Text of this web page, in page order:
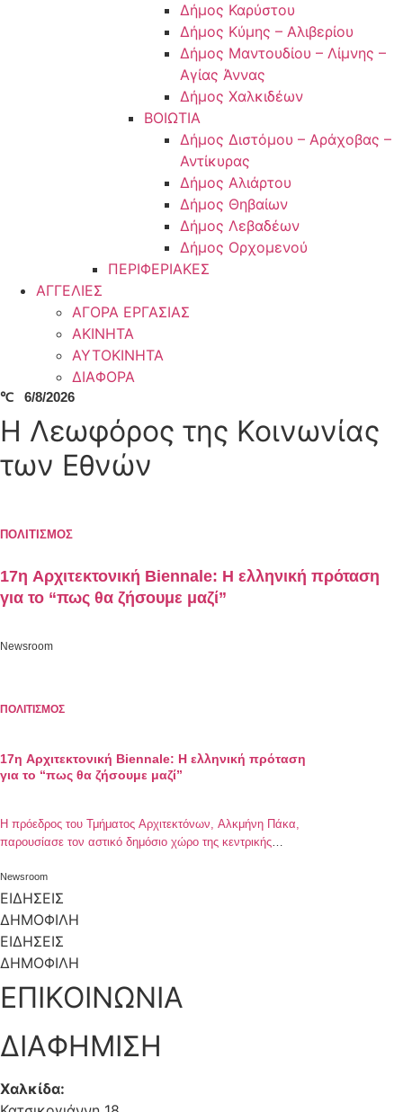
Δήμος Καρύστου
Δήμος Κύμης – Αλιβερίου
Δήμος Μαντουδίου – Λίμνης –
Αγίας Άννας
Δήμος Χαλκιδέων
ΒΟΙΩΤΙΑ
Δήμος Διστόμου – Αράχοβας –
Αντίκυρας
Δήμος Αλιάρτου
Δήμος Θηβαίων
Δήμος Λεβαδέων
Δήμος Ορχομενού
ΠΕΡΙΦΕΡΙΑΚΕΣ
ΑΓΓΕΛΙΕΣ
ΑΓΟΡΑ ΕΡΓΑΣΙΑΣ
ΑΚΙΝΗΤΑ
ΑΥΤΟΚΙΝΗΤΑ
ΔΙΑΦΟΡΑ
℃ 6/8/2026
Η Λεωφόρος της Κοινωνίας
των Εθνών
ΠΟΛΙΤΙΣΜΟΣ
17η Αρχιτεκτονική Biennale: Η ελληνική πρόταση
για το “πως θα ζήσουμε μαζί”
Newsroom
ΠΟΛΙΤΙΣΜΟΣ
17η Αρχιτεκτονική Biennale: Η ελληνική πρόταση
για το “πως θα ζήσουμε μαζί”
Η πρόεδρος του Τμήματος Αρχιτεκτόνων, Αλκμήνη Πάκα,
παρουσίασε τον αστικό δημόσιο χώρο της κεντρικής
Newsroom
ΕΙΔΗΣΕΙΣ
ΔΗΜΟΦΙΛΗ
ΕΙΔΗΣΕΙΣ
ΔΗΜΟΦΙΛΗ
ΕΠΙΚΟΙΝΩΝΙΑ
ΔΙΑΦΗΜΙΣΗ
Χαλκίδα: